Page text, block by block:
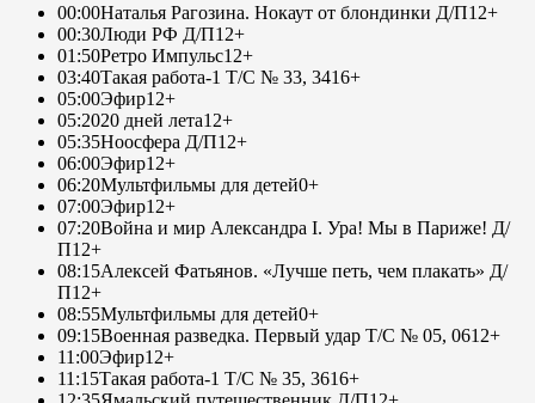
00:00Наталья Рагозина. Нокаут от блондинки Д/П12+
00:30Люди РФ Д/П12+
01:50Ретро Импульс12+
03:40Такая работа-1 Т/С № 33, 3416+
05:00Эфир12+
05:2020 дней лета12+
05:35Ноосфера Д/П12+
06:00Эфир12+
06:20Мультфильмы для детей0+
07:00Эфир12+
07:20Война и мир Александра I. Ура! Мы в Париже! Д/
П12+
08:15Алексей Фатьянов. «Лучше петь, чем плакать» Д/
П12+
08:55Мультфильмы для детей0+
09:15Военная разведка. Первый удар Т/С № 05, 0612+
11:00Эфир12+
11:15Такая работа-1 Т/С № 35, 3616+